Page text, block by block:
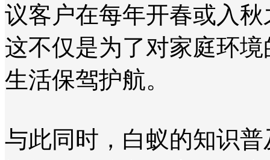
议客户在每年开春或入
这不仅是为了对家庭环
生活保驾护航。
与此同时，白蚁的知识